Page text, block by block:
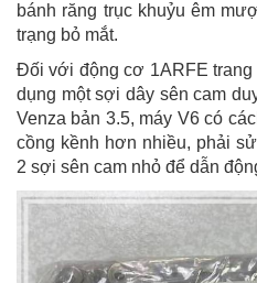
bánh răng trục khuỷu êm
trạng bỏ mắt.
Đối với động cơ 1ARFE
dụng một sợi dây sên cam
Venza bản 3.5, máy V6 có
cồng kềnh hơn nhiều, phải
2 sợi sên cam nhỏ để dẫn